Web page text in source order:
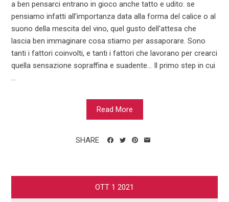
a ben pensarci entrano in gioco anche tatto e udito: se
pensiamo infatti all’importanza data alla forma del calice o al
suono della mescita del vino, quel gusto dell'attesa che
lascia ben immaginare cosa stiamo per assaporare. Sono
tanti i fattori coinvolti, e tanti i fattori che lavorano per crearci
quella sensazione sopraffina e suadente... Il primo step in cui
...
Read More
SHARE
OTT 1 2021